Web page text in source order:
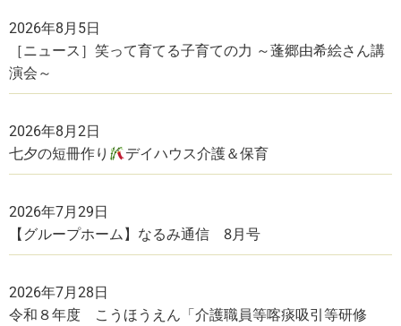
2026年8月5日
［ニュース］笑って育てる子育ての力 ～蓬郷由希絵さん講
演会～
2026年8月2日
七夕の短冊作り デイハウス介護＆保育
2026年7月29日
【グループホーム】なるみ通信 8月号
2026年7月28日
令和８年度 こうほうえん「介護職員等喀痰吸引等研修